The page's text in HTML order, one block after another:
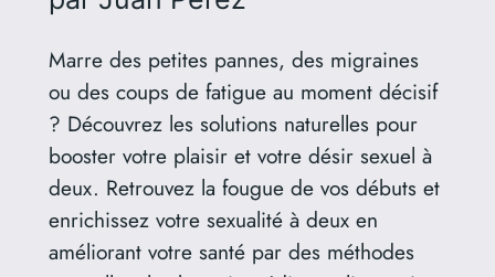
Marre des petites pannes, des migraines
ou des coups de fatigue au moment décisif
? Découvrez les solutions naturelles pour
booster votre plaisir et votre désir sexuel à
deux. Retrouvez la fougue de vos débuts et
enrichissez votre sexualité à deux en
améliorant votre santé par des méthodes